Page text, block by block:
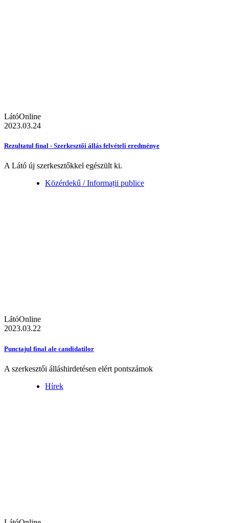
LátóOnline
2023.03.24
Rezultatul final - Szerkesztői állás felvételi eredménye
A Látó új szerkesztőkkel egészült ki.
Közérdekű / Informații publice
LátóOnline
2023.03.22
Punctajul final ale candidatilor
A szerkesztői álláshirdetésen elért pontszámok
Hírek